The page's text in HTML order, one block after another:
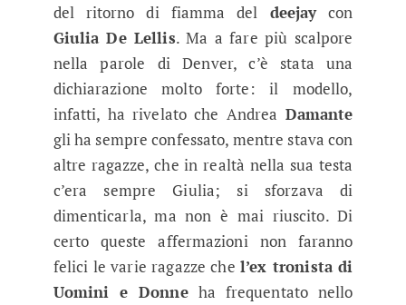
del ritorno di fiamma del deejaycon
Giulia De Lellis. Ma a fare più scalpore
nella parole di Denver, c’è stata una
dichiarazione molto forte: il modello,
infatti, ha rivelato che Andrea Damante
gli ha sempre confessato, mentre stava con
altre ragazze, che in realtà nella sua testa
c’era sempre Giulia; si sforzava di
dimenticarla, ma non è mai riuscito. Di
certo queste affermazioni non faranno
felici le varie ragazze chel’ex tronista di
Uomini e Donneha frequentato nello